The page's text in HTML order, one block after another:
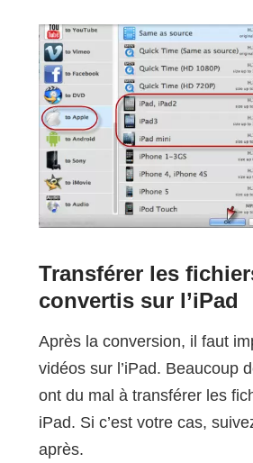
Transférer les
convertis sur l’iPad
Après la conversion, il faut
vidéos sur l’iPad. Beaucoup
ont du mal à transférer les
iPad. Si c’est votre cas,
après.